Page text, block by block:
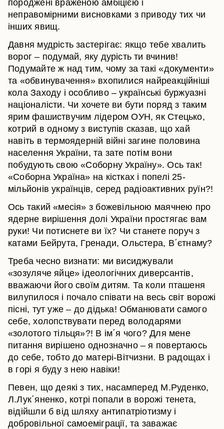
породжені враженою амбіцією і
неправомірними висновками з приводу тих чи
інших явищ.
Давня мудрість застерігає: якщо тебе хвалить
ворог – подумай, яку дурість ти вчинив!
Подумайте ж над тим, чому за такі «документи»
та «обвинувачення» вхопилися найреакційніші
кола Заходу і особливо – українські буржуазні
націоналісти. Чи хочете ви бути поряд з таким
ярим фашиствучим лідером ОУН, як Стецько,
котрий в одному з виступів сказав, що хай
навіть в термоядерній війні загине половина
населення України, та зате потім вони
побудують свою «Соборну Україну». Ось так!
«Соборна Україна» на кістках і попелі 25-
мільйонів українців, серед радіоактивних руїн?!
Ось такий «месія» з божевільною маячнею про
ядерне вирішення долі України простягає вам
руки! Чи потиснете ви їх? Чи станете поруч з
катами Бейрута, Гренади, Ольстера, В΄єтнаму?
Треба чесно визнати: ми висиджували
«зозуляче яйце» ідеологічних диверсантів,
вважаючи його своїм дитям. Та коли пташеня
вилупилося і почало співати на весь світ ворожі
пісні, тут уже – до дідька! Обманювати самого
себе, холопствувати перед володарями
«золотого тільця»?! В ім΄я чого? Для мене
питання вирішено однозначно – я повертаюсь
до себе, тобто до матері-Вітчизни. В радощах і
в горі я буду з нею навіки!
Певен, що деякі з тих, насамперед М.Руденко,
Л.Лук΄яненко, котрі попали в ворожі тенета,
відійшли б від шляху антипатріотизму і
добровільної самоеміграції, та заважає